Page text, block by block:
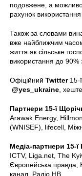
подовжене, а
рахунок використання
Також за словами
вже найближчим
життя як сільське
використання до 90%
Офіційний Twitter 15-
@yes_ukraine ,
Партнери 15-ї
Arawak Energy,
(WNISEF), lifecell,
Медіа-партнери 15-ї
ICTV, Liga.net, The
Європейська
канал, Радіо НВ